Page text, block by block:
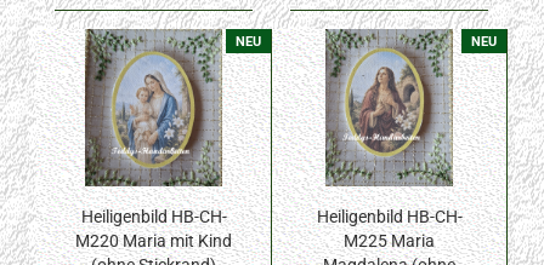
NEU
Heiligenbild HB-CH-
M220 Maria mit Kind
NEU
Heiligenbild HB-CH-
M225 Maria